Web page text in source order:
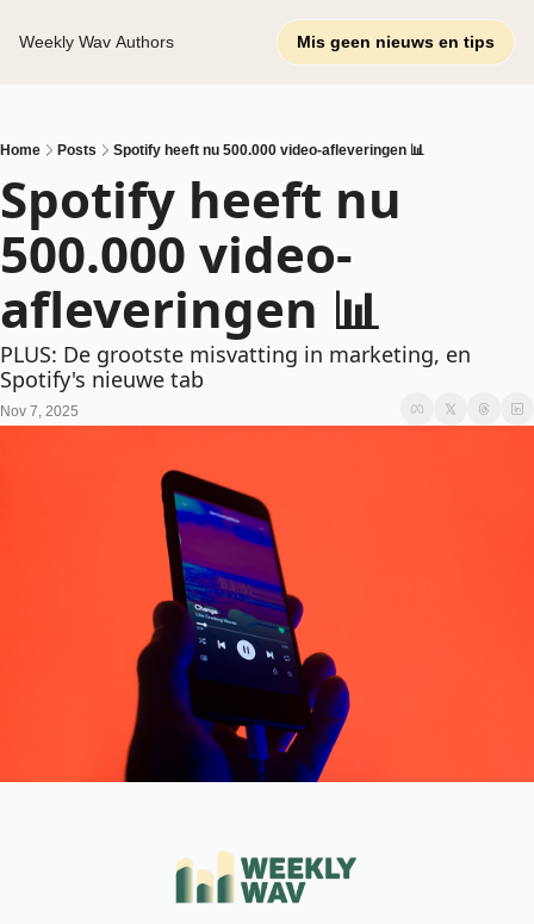
Weekly Wav Authors Mis geen nieuws en tips
Home Posts Spotify heeft nu 500.000 video-afleveringen 📊
Spotify heeft nu
500.000 video-
afleveringen 📊
PLUS: De grootste misvatting in marketing, en
Spotify's nieuwe tab
Nov 7, 2025